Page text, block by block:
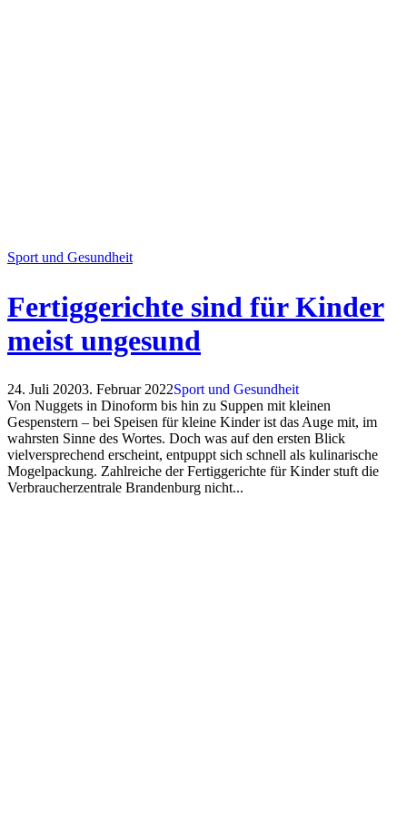
Sport und Gesundheit
Fertiggerichte sind für Kinder
meist ungesund
24. Juli 20203. Februar 2022Sport und Gesundheit
Von Nuggets in Dinoform bis hin zu Suppen mit kleinen
Gespenstern – bei Speisen für kleine Kinder ist das Auge mit, im
wahrsten Sinne des Wortes. Doch was auf den ersten Blick
vielversprechend erscheint, entpuppt sich schnell als kulinarische
Mogelpackung. Zahlreiche der Fertiggerichte für Kinder stuft die
Verbraucherzentrale Brandenburg nicht...